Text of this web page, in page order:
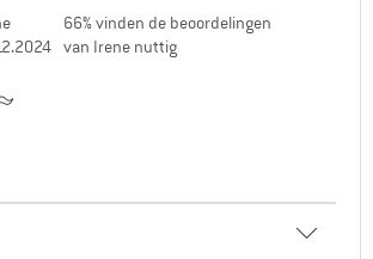
66% vinden de beoordelingen
van Irene nuttig